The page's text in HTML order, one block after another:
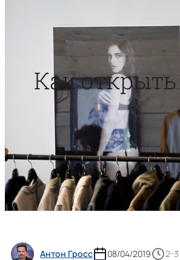
Как
Антон Гросс 08/04/2019 2-